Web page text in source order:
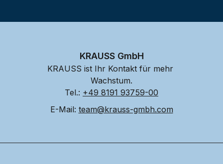
KRAUSS GmbH
KRAUSS ist Ihr Kontakt für mehr
Wachstum.
Tel.: +49 8191 93759-00
E-Mail: team@krauss-gmbh.com